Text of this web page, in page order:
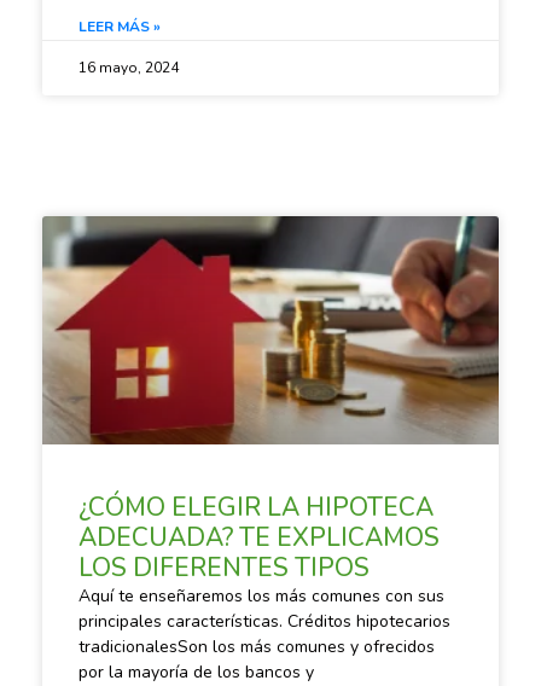
LEER MÁS »
16 mayo, 2024
SACANDO CUENTAS
¿CÓMO ELEGIR LA HIPOTECA
ADECUADA? TE EXPLICAMOS
LOS DIFERENTES TIPOS
Aquí te enseñaremos los más comunes con sus
principales características. Créditos hipotecarios
tradicionalesSon los más comunes y ofrecidos
por la mayoría de los bancos y